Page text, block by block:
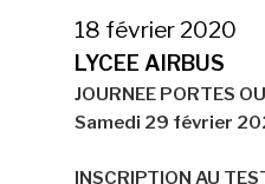
18 février 2020
LYCEE AIRBUS
JOURNEE PORTES
Samedi 29 février
INSCRIPTION AU